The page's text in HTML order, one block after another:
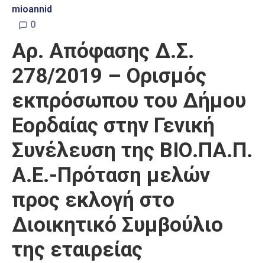
Δήμου
Αποφάσεις
Τηλέφωνα
mioannid
0
Αρ. Απόφασης Δ.Σ.
278/2019 – Ορισμός
εκπρόσωπου του Δήμου
Εορδαίας στην Γενική
Συνέλευση της ΒΙΟ.ΠΑ.Π.
Α.Ε.-Πρόταση μελών
προς εκλογή στο
Διοικητικό Συμβούλιο
της εταιρείας